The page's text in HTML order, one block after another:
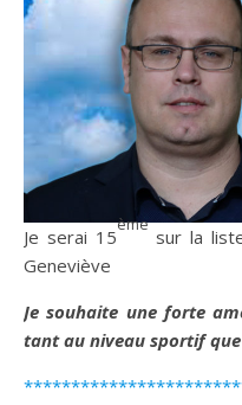
Je serai 15
ème
sur la
Geneviève
Je souhaite une forte
tant au niveau sportif